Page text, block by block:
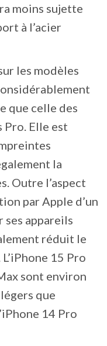
moins sujette
à l’acier
les modèles
que celle des
Pro. Elle est
la
Outre l’aspect
par Apple d’un
ses appareils
réduit le
15 Pro‌
sont environ
que
14‌ Pro